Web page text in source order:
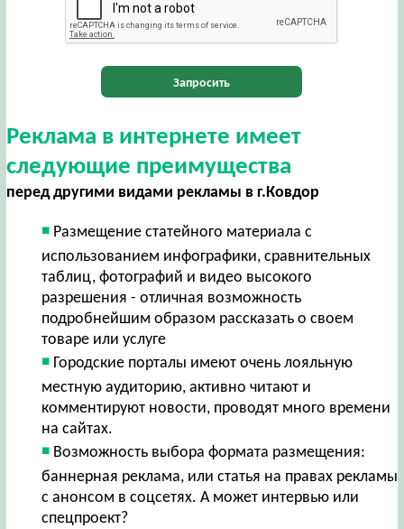
Запросить
Реклама в интернете имеет
следующие преимущества
перед другими видами рекламы в г.Ковдор
Размещение статейного материала с
использованием инфографики, сравнительных
таблиц, фотографий и видео высокого
разрешения - отличная возможность
подробнейшим образом рассказать о своем
товаре или услуге
Городские порталы имеют очень лояльную
местную аудиторию, активно читают и
комментируют новости, проводят много времени
на сайтах.
Возможность выбора формата размещения:
баннерная реклама, или статья на правах рекламы
с анонсом в соцсетях. А может интервью или
спецпроект?